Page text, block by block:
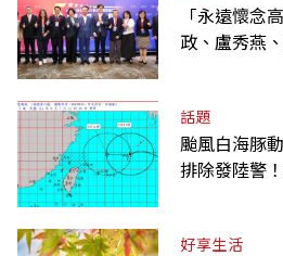
「永遠懷念
政、盧秀燕
話題
颱風白海豚
排除發陸警
好享生活